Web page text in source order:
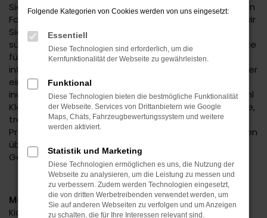
Sie suchen nach einem Kia? Damit treffen Sie auf jeden
Fall eine gute Wahl. Als Mehrmarken-Center beraten wir
Sie seit 1974 kompetent und decken den kompletten
süddeutschen Raum ab. Das Autohaus Daub ist Experte
für Kia und legt größten Wert auf eine faire und
informative Beratung. Wir kennen genau die Vorteile der
einzelnen Kia Modelle und sorgen dafür, dass Sie Ihr
individuelles Traumfahrzeug erhalten. Kia bietet sowohl
Kleinwagen als auch Kompaktfahrzeuge und attraktive,
trendige SUV. Des Weiteren decken wir mit unserer
Produktpalette das gesamte Spektrum vom Neuwagen
über EU-Fahrzeuge bis hin zu Jahreswagen und
Gebrauchtfahrzeugen ab.
Modelle
Kia Ceed Sportswagon
Folgende Kategorien von Cookies werden von uns eingesetzt:
Essentiell
Diese Technologien sind erforderlich, um die
Kernfunktionalität der Webseite zu gewährleisten.
Funktional
Diese Technologien bieten die bestmögliche Funktionalität
der Webseite. Services von Drittanbietern wie Google
Maps, Chats, Fahrzeugbewertungssystem und weitere
werden aktiviert.
Statistik und Marketing
Diese Technologien ermöglichen es uns, die Nutzung der
Webseite zu analysieren, um die Leistung zu messen und
zu verbessern. Zudem werden Technologien eingesetzt,
die von dritten Werbetreibenden verwendet werden, um
Sie auf anderen Webseiten zu verfolgen und um Anzeigen
zu schalten, die für Ihre Interessen relevant sind.